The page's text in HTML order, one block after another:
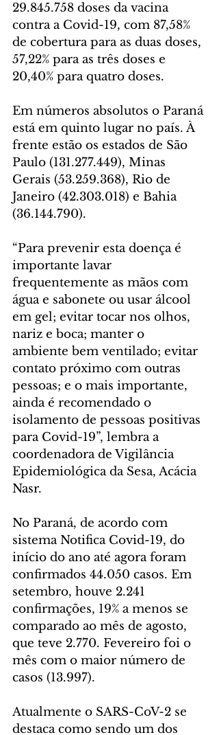
29.845.758 doses da vacina
contra a Covid-19, com 87,58%
de cobertura para as duas doses,
57,22% para as três doses e
20,40% para quatro doses.
Em números absolutos o Paraná
está em quinto lugar no país. À
frente estão os estados de São
Paulo (131.277.449), Minas
Gerais (53.259.368), Rio de
Janeiro (42.303.018) e Bahia
(36.144.790).
“Para prevenir esta doença é
importante lavar
frequentemente as mãos com
água e sabonete ou usar álcool
em gel; evitar tocar nos olhos,
nariz e boca; manter o
ambiente bem ventilado; evitar
contato próximo com outras
pessoas; e o mais importante,
ainda é recomendado o
isolamento de pessoas positivas
para Covid-19”, lembra a
coordenadora de Vigilância
Epidemiológica da Sesa, Acácia
Nasr.
No Paraná, de acordo com
sistema Notifica Covid-19, do
início do ano até agora foram
confirmados 44.050 casos. Em
setembro, houve 2.241
confirmações, 19% a menos se
comparado ao mês de agosto,
que teve 2.770. Fevereiro foi o
mês com o maior número de
casos (13.997).
Atualmente o SARS-CoV-2 se
destaca como sendo um dos